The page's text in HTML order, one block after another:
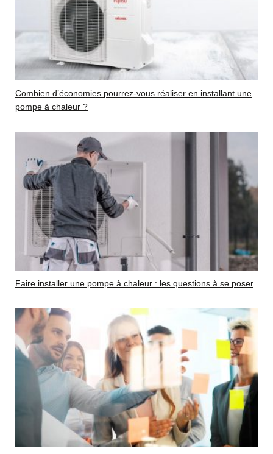
Combien d’économies pourrez-vous réaliser en installant une
pompe à chaleur ?
Faire installer une pompe à chaleur : les questions à se poser